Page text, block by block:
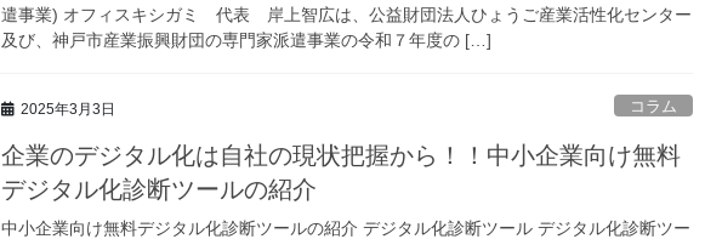
遣事業) オフィスキシガミ 代表 岸上智広は、公益財団法人ひょうご産業活性化センター
及び、神戸市産業振興財団の専門家派遣事業の令和７年度の […]
2025年3月3日 コラム
企業のデジタル化は自社の現状把握から！！中小企業向け無料
デジタル化診断ツールの紹介
中小企業向け無料デジタル化診断ツールの紹介 デジタル化診断ツール デジタル化診断ツー